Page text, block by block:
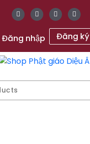
Đăng nhập
Đăng ký
mầm An Lạc